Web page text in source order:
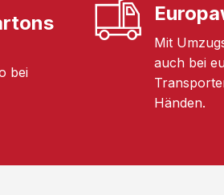
bei
Mit
auch bei
Händen.